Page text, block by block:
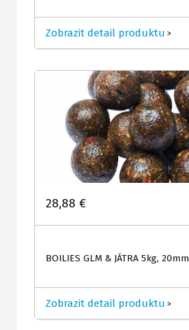
Zobrazit detail produktu >
28,88 €
BOILIES GLM & JÁTRA 5kg, 20mm
Zobrazit detail produktu >